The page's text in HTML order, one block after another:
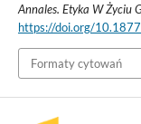
Annales. Etyka W Życiu
https://doi.org/
Formaty cytowań